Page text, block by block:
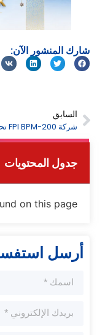
شارك المنشور الآن:
السابق
جدول المحتويات
on this page.
أرسل